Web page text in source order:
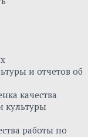
и отчетов об
качества
культуры
работы по